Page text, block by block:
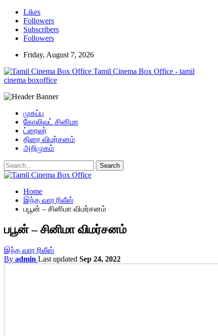
Likes
Followers
Subscribers
Followers
Friday, August 7, 2026
Tamil Cinema Box Office - tamil
cinema boxoffice
முகப்பு
கோலிவுட் சினிமா
ட்ரைலர்
திரை விமர்சனம்
அறிமுகம்
Home
இந்த வார ரிலீஸ்
பபூன் – சினிமா விமர்சனம்
பபூன் – சினிமா விமர்சனம்
இந்த வார ரிலீஸ்
By admin Last updated Sep 24, 2022